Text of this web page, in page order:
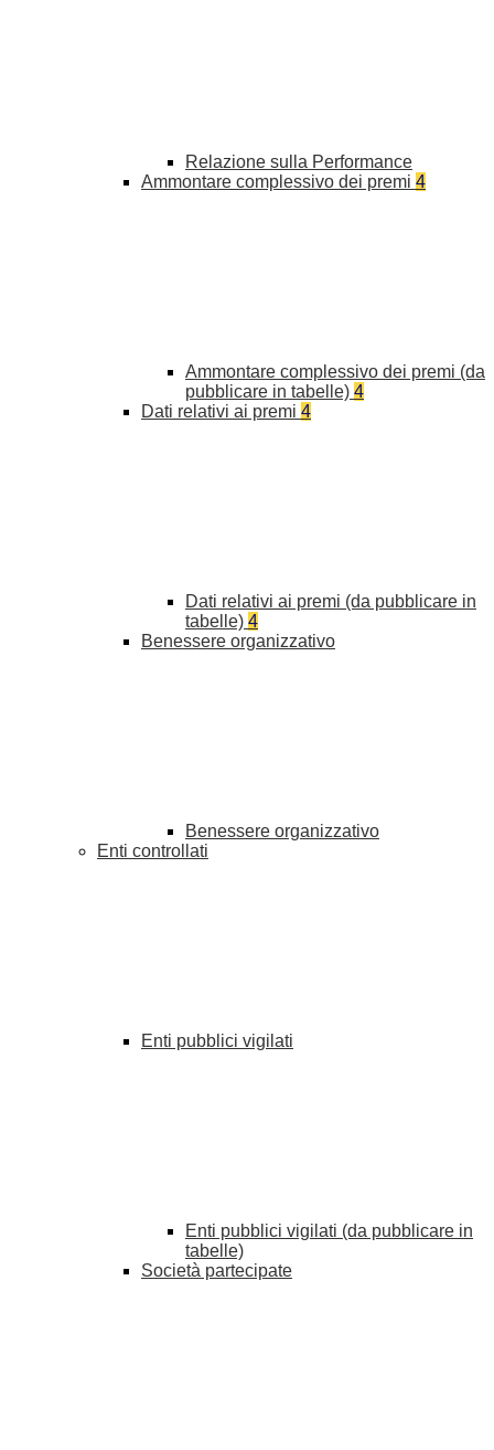
Relazione sulla Performance
Ammontare complessivo dei premi 4
Ammontare complessivo dei premi (da
pubblicare in tabelle) 4
Dati relativi ai premi 4
Dati relativi ai premi (da pubblicare in
tabelle) 4
Benessere organizzativo
Benessere organizzativo
Enti controllati
Enti pubblici vigilati
Enti pubblici vigilati (da pubblicare in
tabelle)
Società partecipate